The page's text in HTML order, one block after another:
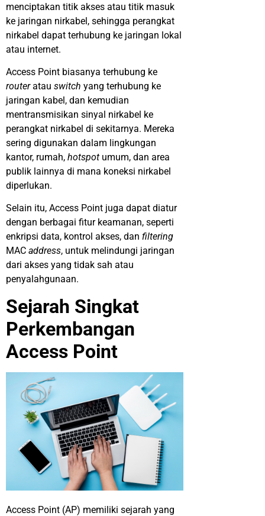
menciptakan titik akses atau titik masuk
ke jaringan nirkabel, sehingga perangkat
nirkabel dapat terhubung ke jaringan lokal
atau internet.
Access Point biasanya terhubung ke
routeratau switch yang terhubung ke
jaringan kabel, dan kemudian
mentransmisikan sinyal nirkabel ke
perangkat nirkabel di sekitarnya. Mereka
sering digunakan dalam lingkungan
kantor, rumah, hotspot umum, dan area
publik lainnya di mana koneksi nirkabel
diperlukan.
Selain itu, Access Point juga dapat diatur
dengan berbagai fitur keamanan, seperti
enkripsi data, kontrol akses, dan filtering
MAC address, untuk melindungi jaringan
dari akses yang tidak sah atau
penyalahgunaan.
Sejarah Singkat
Perkembangan
Access Point
Access Point (AP) memiliki sejarah yang